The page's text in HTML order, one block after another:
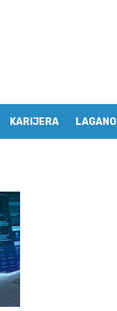
KARIJERA LAGANO